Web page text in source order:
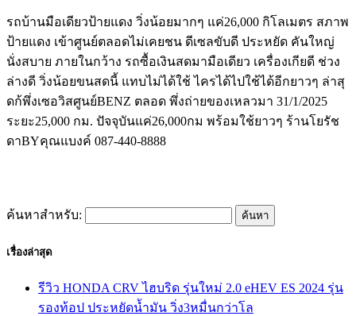
รถบ้านมือเดียวป้ายแดง วิ่งน้อยมากๆ แค่26,000 กิโลเมตร สภาพ
ป้ายแดง เข้าศูนย์ตลอดไม่เคยชน ดีเซลขับดี ประหยัด คันใหญ่
นั่งสบาย ภายในกว้าง รถซื้อเงินสดมามือเดียว เครื่องเกียดี ช่วง
ล่างดี วิ่งน้อยขนสดนี้ แทบไม่ได้ใช้ ไครได้ไปใช้ได้อีกยาวๆ ล่าสุ
ดก้พึ่งเซอวิสศูนย์BENZ ตลอด พึ่งถ่ายของเหลวมา 31/1/2025
ระยะ25,000 กม. ปัจจุบันแค่26,000กม พร้อมใช้ยาวๆ ร้านโยรัช
ดาBYคุณแบงค์ 087-440-8888
ค้นหาสำหรับ:
เรื่องล่าสุด
รีวิว HONDA CRV ไฮบริด รุ่นใหม่ 2.0 eHEV ES 2024 รุ่น
รองท้อป ประหยัดน้ำมัน วิ่ง3หมื่นกว่าโล